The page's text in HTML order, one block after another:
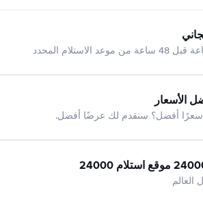
الأسعار
أفضل؟ سنقدم لك عرضًا أفضل.
العالم